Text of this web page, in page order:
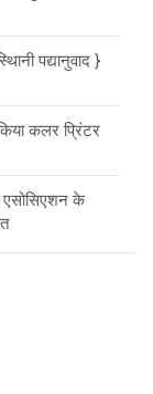
पद्यानुवाद }
कलर प्रिंटर
के